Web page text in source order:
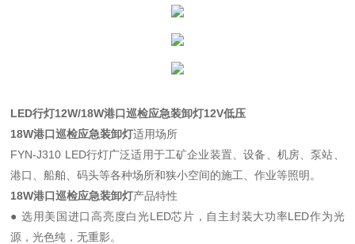
LED行灯12W/18W港口巡检应急装卸灯12V低压
18W港口巡检应急装卸灯适用场所
FYN-J310 LED行灯广泛适用于工矿企业装置、设备、机房、泵站、
港口、船舶、码头等各种场所和狭小空间的施工、作业等照明。
18W港口巡检应急装卸灯产品特性
● 选用美国进口高亮度白光LED芯片，自主封装大功率LED作为光
源，光色纯，无重影。